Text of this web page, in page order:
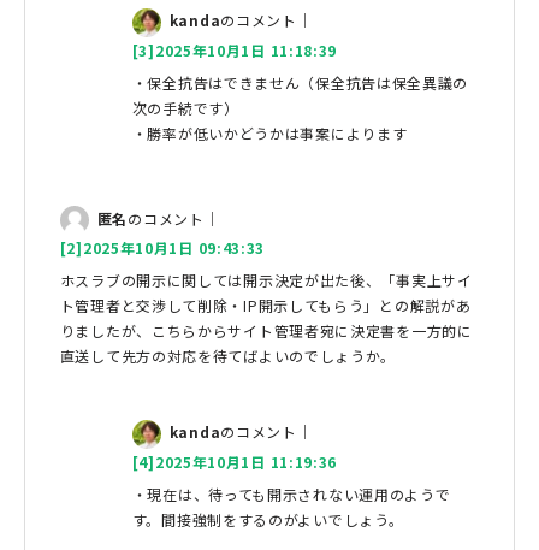
kandaのコメント｜
[3]2025年10月1日 11:18:39
・保全抗告はできません（保全抗告は保全異議の
次の手続です）
・勝率が低いかどうかは事案によります
匿名のコメント｜
[2]2025年10月1日 09:43:33
ホスラブの開示に関しては開示決定が出た後、「事実上サイ
ト管理者と交渉して削除・IP開示してもらう」との解説があ
りましたが、こちらからサイト管理者宛に決定書を一方的に
直送して先方の対応を待てばよいのでしょうか。
kandaのコメント｜
[4]2025年10月1日 11:19:36
・現在は、待っても開示されない運用のようで
す。間接強制をするのがよいでしょう。